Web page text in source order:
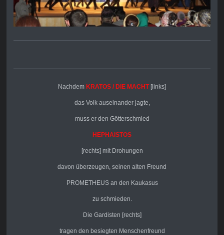
Nachdem KRATOS / DIE MACHT[links]
das Volk auseinander jagte,
muss er den Götterschmied
HEPHAISTOS
[rechts] mit Drohungen
davon überzeugen, seinen alten Freund
PROMETHEUS an den Kaukasus
zu schmieden.
Die Gardisten [rechts]
tragen den besiegten Menschenfreund